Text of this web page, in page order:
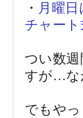
・ 月曜
チャー
つい数
すが…な
でもや